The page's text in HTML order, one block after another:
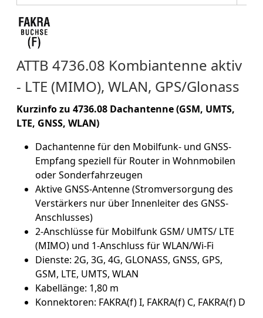
ATTB 4736.08 Kombiantenne aktiv
- LTE (MIMO), WLAN, GPS/Glonass
Kurzinfo zu 4736.08 Dachantenne (GSM, UMTS,
LTE, GNSS, WLAN)
Dachantenne für den Mobilfunk- und GNSS-
Empfang speziell für Router in Wohnmobilen
oder Sonderfahrzeugen
Aktive GNSS-Antenne (Stromversorgung des
Verstärkers nur über Innenleiter des GNSS-
Anschlusses)
2-Anschlüsse für Mobilfunk GSM/ UMTS/ LTE
(MIMO) und 1-Anschluss für WLAN/Wi-Fi
Dienste: 2G, 3G, 4G, GLONASS, GNSS, GPS,
GSM, LTE, UMTS, WLAN
Kabellänge: 1,80 m
Konnektoren: FAKRA(f) I, FAKRA(f) C, FAKRA(f) D